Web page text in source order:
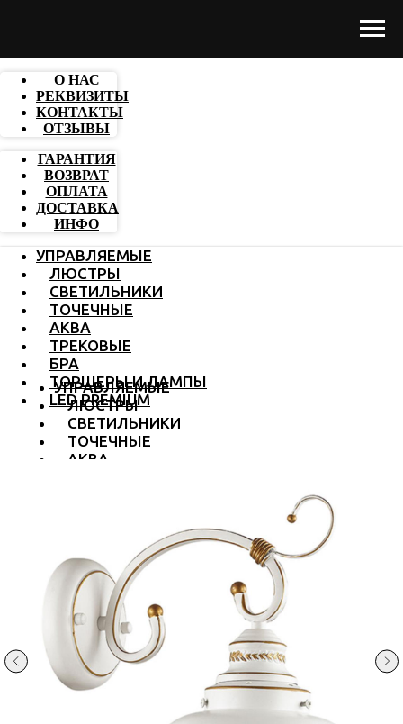
О НАС
РЕКВИЗИТЫ
КОНТАКТЫ
ОТЗЫВЫ
ГАРАНТИЯ
ВОЗВРАТ
ОПЛАТА
ДОСТАВКА
ИНФО
УПРАВЛЯЕМЫЕ
ЛЮСТРЫ
СВЕТИЛЬНИКИ
ТОЧЕЧНЫЕ
АКВА
ТРЕКОВЫЕ
БРА
ТОРШЕРЫ И ЛАМПЫ
LED PREMIUM
УПРАВЛЯЕМЫЕ
ЛЮСТРЫ
СВЕТИЛЬНИКИ
ТОЧЕЧНЫЕ
АКВА